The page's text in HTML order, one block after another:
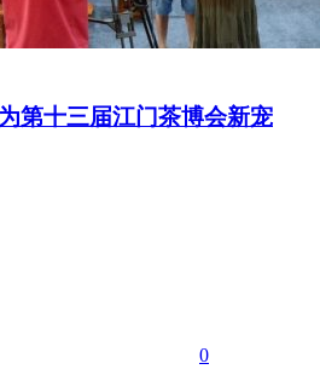
第十三届江门茶博会新宠
0